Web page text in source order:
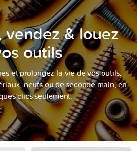
vendez & louez
outils
et prolongez la vie de vos outils,
neufs ou de seconde main, en
clics seulement.